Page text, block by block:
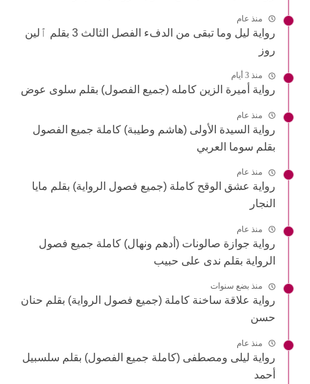
منذ عام
رواية ليل وما تبقى من الدفء الفصل الثالث 3 بقلم ٱلين
روز
منذ 3 أيام
رواية أميرة الزين كامله (جميع الفصول) بقلم سلوى عوض
منذ عام
رواية السيدة الأولى (هاشم وطيبة) كاملة جميع الفصول
بقلم سوما العربي
منذ عام
رواية عشق الوقح كاملة (جميع فصول الرواية) بقلم مايا
النجار
منذ عام
رواية جوازة صالونات (أدهم ونهال) كاملة جميع فصول
الرواية بقلم ندى على حبيب
منذ بضع سنوات
رواية علاقة ساخنة كاملة (جميع فصول الرواية) بقلم حنان
حسن
منذ عام
رواية ليلى ومصطفى (كاملة جميع الفصول) بقلم سلسبيل
أحمد